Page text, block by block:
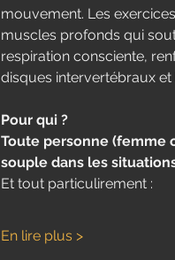
mouvement.​ Les
muscles profonds qui
respiration consciente,
disques intervertébraux
Pour qui ?
Toute personne (femme
souple dans les
Et tout particulirement :
En lire plus >